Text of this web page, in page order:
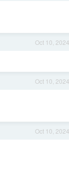
Oct 10, 2024
Oct 10, 2024
Oct 10, 2024